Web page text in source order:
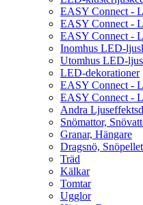
EASY Connect -
EASY Connect -
EASY Connect -
Inomhus LED-
Utomhus LED-
LED-dekorationer
EASY Connect -
EASY Connect -
Andra
Snömattor,
Granar, Hängare
Dragsnö,
Träd
Kälkar
Tomtar
Ugglor